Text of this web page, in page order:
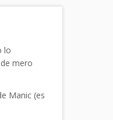
lo
mero
Manic (es